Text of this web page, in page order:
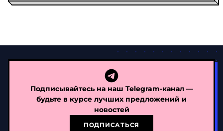
Подписывайтесь на наш Telegram-канал —
будьте в курсе лучших предложений и
новостей
ПОДПИСАТЬСЯ